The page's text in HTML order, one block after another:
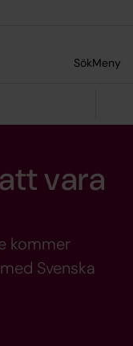
SökMeny
vara
kommer
Svenska